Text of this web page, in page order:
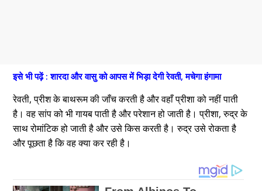
इसे भी पढ़ें : शारदा और वासु को आपस में भिड़ा देगी रेवती, मचेगा हंगामा
रेवती, प्रीश के बाथरूम की जाँच करती है और वहाँ प्रीशा को नहीं पाती
है। वह सांप को भी गायब पाती है और परेशान हो जाती है। प्रीशा, रुद्र के
साथ रोमांटिक हो जाती है और उसे किस करती है। रुद्र उसे रोकता है
और पूछता है कि वह क्या कर रही है।